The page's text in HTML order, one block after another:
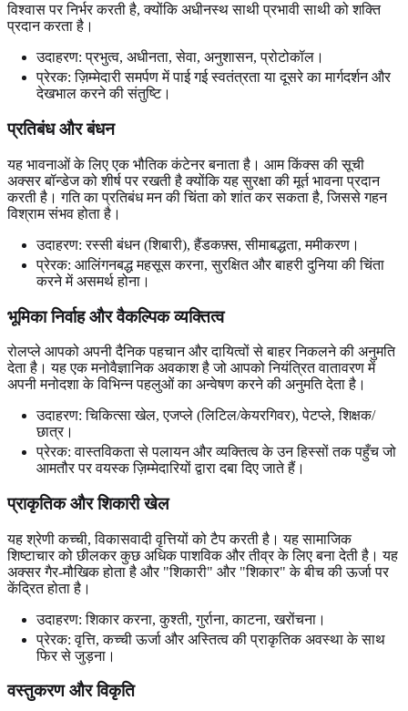
विश्वास पर निर्भर करती है, क्योंकि अधीनस्थ साथी प्रभावी साथी को शक्ति
प्रदान करता है।
उदाहरण: प्रभुत्व, अधीनता, सेवा, अनुशासन, प्रोटोकॉल।
प्रेरक: ज़िम्मेदारी समर्पण में पाई गई स्वतंत्रता या दूसरे का मार्गदर्शन और
देखभाल करने की संतुष्टि।
प्रतिबंध और बंधन
यह भावनाओं के लिए एक भौतिक कंटेनर बनाता है। आम किंक्स की सूची
अक्सर बॉन्डेज को शीर्ष पर रखती है क्योंकि यह सुरक्षा की मूर्त भावना प्रदान
करती है। गति का प्रतिबंध मन की चिंता को शांत कर सकता है, जिससे गहन
विश्राम संभव होता है।
उदाहरण: रस्सी बंधन (शिबारी), हैंडकफ़्स, सीमाबद्धता, ममीकरण।
प्रेरक: आलिंगनबद्ध महसूस करना, सुरक्षित और बाहरी दुनिया की चिंता
करने में असमर्थ होना।
भूमिका निर्वाह और वैकल्पिक व्यक्तित्व
रोलप्ले आपको अपनी दैनिक पहचान और दायित्वों से बाहर निकलने की अनुमति
देता है। यह एक मनोवैज्ञानिक अवकाश है जो आपको नियंत्रित वातावरण में
अपनी मनोदशा के विभिन्न पहलुओं का अन्वेषण करने की अनुमति देता है।
उदाहरण: चिकित्सा खेल, एजप्ले (लिटिल/केयरगिवर), पेटप्ले, शिक्षक/
छात्र।
प्रेरक: वास्तविकता से पलायन और व्यक्तित्व के उन हिस्सों तक पहुँच जो
आमतौर पर वयस्क ज़िम्मेदारियों द्वारा दबा दिए जाते हैं।
प्राकृतिक और शिकारी खेल
यह श्रेणी कच्ची, विकासवादी वृत्तियों को टैप करती है। यह सामाजिक
शिष्टाचार को छीलकर कुछ अधिक पाशविक और तीव्र के लिए बना देती है। यह
अक्सर गैर-मौखिक होता है और "शिकारी" और "शिकार" के बीच की ऊर्जा पर
केंद्रित होता है।
उदाहरण: शिकार करना, कुश्ती, गुर्राना, काटना, खरोंचना।
प्रेरक: वृत्ति, कच्ची ऊर्जा और अस्तित्व की प्राकृतिक अवस्था के साथ
फिर से जुड़ना।
वस्तुकरण और विकृति